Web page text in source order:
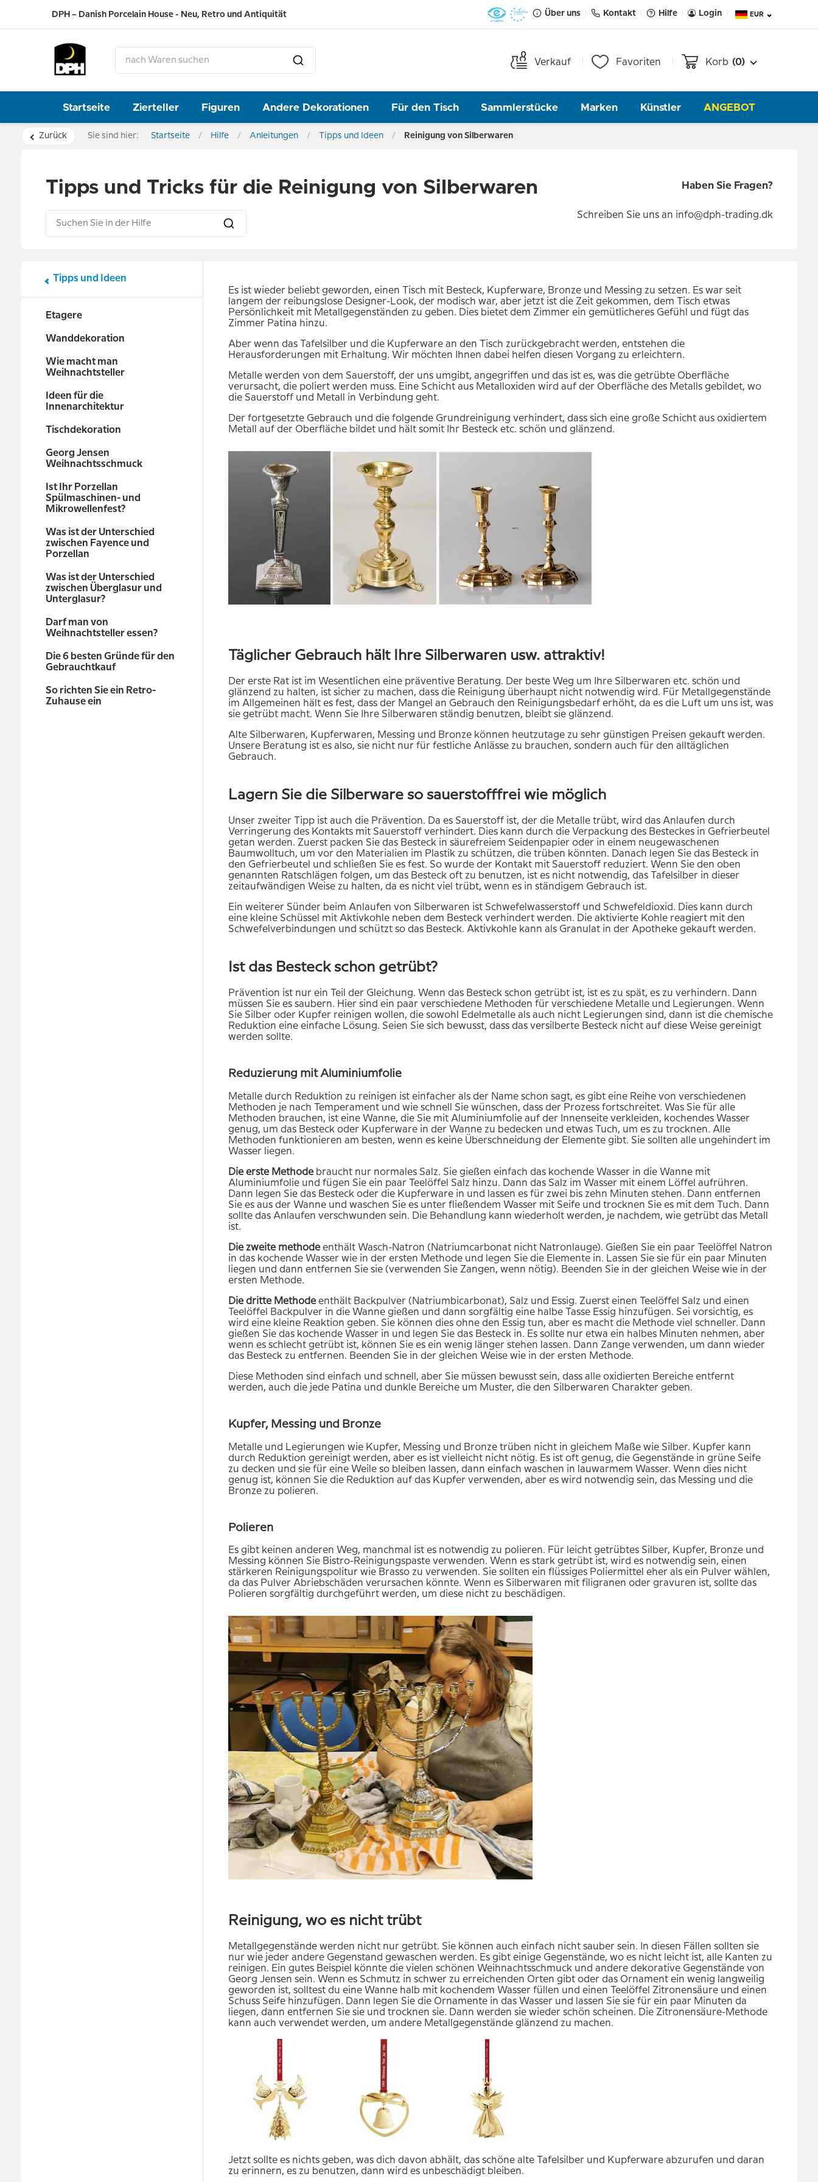
DPH – Danish Porcelain House - Neu, Retro und Antiquität Über uns Kontakt Hilfe Login EUR
Verkauf Favoriten Korb (0)
Startseite Zierteller Figuren Andere Dekorationen Für den Tisch Sammlerstücke Marken Künstler ANGEBOT
Zurück Sie sind hier: Startseite Hilfe Anleitungen Tipps und Ideen Reinigung von Silberwaren
Tipps und Tricks für die Reinigung von Silberwaren Haben Sie Fragen?
Schreiben Sie uns an info@dph-trading.dk
Tipps und Ideen
Etagere
Wanddekoration
Wie macht man
Weihnachtsteller
Ideen für die
Innenarchitektur
Tischdekoration
Georg Jensen
Weihnachtsschmuck
Ist Ihr Porzellan
Spülmaschinen- und
Mikrowellenfest?
Was ist der Unterschied
zwischen Fayence und
Porzellan
Was ist der Unterschied
zwischen Überglasur und
Unterglasur?
Darf man von
Weihnachtsteller essen?
Die 6 besten Gründe für den
Gebrauchtkauf
So richten Sie ein Retro-
Zuhause ein
Es ist wieder beliebt geworden, einen Tisch mit Besteck, Kupferware, Bronze und Messing zu setzen. Es war seit
langem der reibungslose Designer-Look, der modisch war, aber jetzt ist die Zeit gekommen, dem Tisch etwas
Persönlichkeit mit Metallgegenständen zu geben. Dies bietet dem Zimmer ein gemütlicheres Gefühl und fügt ​das
Zimmer Patina hinzu.
Aber wenn das Tafelsilber und die Kupferware an den Tisch zurückgebracht werden, entstehen die
Herausforderungen mit Erhaltung. Wir möchten Ihnen dabei helfen diesen Vorgang zu erleichtern.
Metalle werden von dem Sauerstoff, der uns umgibt, angegriffen und das ist es, was die getrübte Oberfläche
verursacht, die poliert werden muss. Eine Schicht aus Metalloxiden wird auf der Oberfläche des Metalls gebildet, wo
die Sauerstoff und Metall in Verbindung geht.
Der fortgesetzte Gebrauch und die folgende Grundreinigung verhindert, dass sich eine große Schicht aus oxidiertem
Metall auf der Oberfläche bildet und hält somit Ihr Besteck etc. schön und glänzend.
Täglicher Gebrauch hält Ihre Silberwaren usw. attraktiv!
Der erste Rat ist im Wesentlichen eine präventive Beratung. Der beste Weg um Ihre Silberwaren etc. schön und
glänzend zu halten, ist sicher zu machen, dass die Reinigung überhaupt nicht notwendig wird. Für Metallgegenstände
im Allgemeinen hält es fest, dass der Mangel an Gebrauch den Reinigungsbedarf erhöht, da es die Luft um uns ist, was
sie getrübt macht. Wenn Sie Ihre Silberwaren ständig benutzen, bleibt sie glänzend.
Alte Silberwaren, Kupferwaren, Messing und Bronze können heutzutage zu sehr günstigen Preisen gekauft werden.
Unsere Beratung ist es also, sie nicht nur für festliche Anlässe zu brauchen, sondern auch für den alltäglichen
Gebrauch.
Lagern Sie die Silberware so sauerstofffrei wie möglich
Unser zweiter Tipp ist auch die Prävention. Da es Sauerstoff ist, der die Metalle trübt, wird das Anlaufen durch
Verringerung des Kontakts mit Sauerstoff verhindert. Dies kann durch die Verpackung des Besteckes in Gefrierbeutel
getan werden. Zuerst packen Sie das Besteck in säurefreiem Seidenpapier oder in einem neugewaschenen
Baumwolltuch, um vor den Materialien im Plastik zu schützen, die trüben könnten. Danach legen Sie das Besteck in
den Gefrierbeutel und schließen Sie es fest. So wurde der Kontakt mit Sauerstoff reduziert. Wenn Sie den oben
genannten Ratschlägen folgen, um das Besteck oft zu benutzen, ist es nicht notwendig, das Tafelsilber in dieser
zeitaufwändigen Weise zu halten, da es nicht viel trübt, wenn es in ständigem Gebrauch ist.
Ein weiterer Sünder beim Anlaufen von Silberwaren ist Schwefelwasserstoff und Schwefeldioxid. Dies kann durch
eine kleine Schüssel mit Aktivkohle neben dem Besteck verhindert werden. Die aktivierte Kohle reagiert mit den
Schwefelverbindungen und schützt so das Besteck. Aktivkohle kann als Granulat in der Apotheke gekauft werden.
Ist das Besteck schon getrübt?
Prävention ist nur ein Teil der Gleichung. Wenn das Besteck schon getrübt ist, ist es zu spät, es zu verhindern. Dann
müssen Sie es saubern. Hier sind ein paar verschiedene Methoden für verschiedene Metalle und Legierungen. Wenn
Sie Silber oder Kupfer reinigen wollen, die sowohl Edelmetalle als auch nicht Legierungen sind, dann ist die chemische
Reduktion eine einfache Lösung. Seien Sie sich bewusst, dass das versilberte Besteck nicht auf diese Weise gereinigt
werden sollte.
Reduzierung mit Aluminiumfolie
Metalle durch Reduktion zu reinigen ist einfacher als der Name schon sagt, es gibt eine Reihe von verschiedenen
Methoden je nach Temperament und wie schnell Sie wünschen, dass der Prozess fortschreitet. Was Sie für alle
Methoden brauchen, ist eine Wanne, die Sie mit Aluminiumfolie auf der Innenseite verkleiden, kochendes Wasser
genug, um das Besteck oder Kupferware in der Wanne zu bedecken und etwas Tuch, um es zu trocknen. Alle
Methoden funktionieren am besten, wenn es keine Überschneidung der Elemente gibt. Sie sollten alle ungehindert im
Wasser liegen.
Die erste Methode braucht nur normales Salz. Sie gießen einfach das kochende Wasser in die Wanne mit
Aluminiumfolie und fügen Sie ein paar Teelöffel Salz hinzu. Dann das Salz im Wasser mit einem Löffel aufrühren.
Dann legen Sie das Besteck oder die Kupferware in und lassen es für zwei bis zehn Minuten stehen. Dann entfernen
Sie es aus der Wanne und waschen Sie es unter fließendem Wasser mit Seife und trocknen Sie es mit dem Tuch. Dann
sollte das Anlaufen verschwunden sein. Die Behandlung kann wiederholt werden, je nachdem, wie getrübt das Metall
ist.
Die zweite methode enthält Wasch-Natron (Natriumcarbonat nicht Natronlauge). Gießen Sie ein paar Teelöffel Natron
in das kochende Wasser wie in der ersten Methode und legen Sie die Elemente in. Lassen Sie sie für ein paar Minuten
liegen und dann entfernen Sie sie (verwenden Sie Zangen, wenn nötig). Beenden Sie in der gleichen Weise wie in der
ersten Methode.
Die dritte Methode enthält Backpulver (Natriumbicarbonat), Salz und Essig. Zuerst einen Teelöffel Salz und einen
Teelöffel Backpulver in die Wanne gießen und dann sorgfältig eine halbe Tasse Essig hinzufügen. Sei vorsichtig, es
wird eine kleine Reaktion geben. Sie können dies ohne den Essig tun, aber es macht die Methode viel schneller. Dann
gießen Sie das kochende Wasser in und legen Sie das Besteck in. Es sollte nur etwa ein halbes Minuten nehmen, aber
wenn es schlecht getrübt ist, können Sie es ein wenig länger stehen lassen. Dann Zange verwenden, um dann wieder
das Besteck zu entfernen. Beenden Sie in der gleichen Weise wie in der ersten Methode.
Diese Methoden sind einfach und schnell, aber Sie müssen bewusst sein, dass alle oxidierten Bereiche entfernt
werden, auch die jede Patina und dunkle Bereiche um Muster, die den Silberwaren Charakter geben.
Kupfer, Messing und Bronze
Metalle und Legierungen wie Kupfer, Messing und Bronze trüben nicht in gleichem Maße wie Silber. Kupfer kann
durch Reduktion gereinigt werden, aber es ist vielleicht nicht nötig. Es ist oft genug, die Gegenstände in grüne Seife
zu decken und sie für eine Weile so bleiben lassen, dann einfach waschen in lauwarmem Wasser. Wenn dies nicht
genug ist, können Sie die Reduktion auf das Kupfer verwenden, aber es wird notwendig sein, das Messing und die
Bronze zu polieren.
Polieren
Es gibt keinen anderen Weg, manchmal ist es notwendig zu polieren. Für leicht getrübtes Silber, Kupfer, Bronze und
Messing können Sie Bistro-Reinigungspaste verwenden. Wenn es stark getrübt ist, wird es notwendig sein, einen
stärkeren Reinigungspolitur wie Brasso zu verwenden. Sie sollten ein flüssiges Poliermittel eher als ein Pulver wählen,
da das Pulver Abriebschäden verursachen könnte. Wenn es Silberwaren mit filigranen oder gravuren ist, sollte das
Polieren sorgfältig durchgeführt werden, um diese nicht zu beschädigen.
Reinigung, wo es nicht trübt
Metallgegenstände werden nicht nur getrübt. Sie können auch einfach nicht sauber sein. In diesen Fällen sollten sie
nur wie jeder andere Gegenstand gewaschen werden. Es gibt einige Gegenstände, wo es nicht leicht ist, alle Kanten zu
reinigen. Ein gutes Beispiel könnte die vielen schönen Weihnachtsschmuck und andere dekorative Gegenstände von
Georg Jensen sein. Wenn es Schmutz in schwer zu erreichenden Orten gibt oder das Ornament ein wenig langweilig
geworden ist, solltest du eine Wanne halb mit kochendem Wasser füllen und einen Teelöffel Zitronensäure und einen
Schuss Seife hinzufügen. Dann legen Sie die Ornamente in das Wasser und lassen Sie sie für ein paar Minuten da
liegen, dann entfernen Sie sie und trocknen sie. Dann werden sie wieder schön scheinen. Die Zitronensäure-Methode
kann auch verwendet werden, um andere Metallgegenstände glänzend zu machen.
Jetzt sollte es nichts geben, was dich davon abhält, das schöne alte Tafelsilber und Kupferware abzurufen und daran
zu erinnern, es zu benutzen, dann wird es unbeschädigt bleiben.